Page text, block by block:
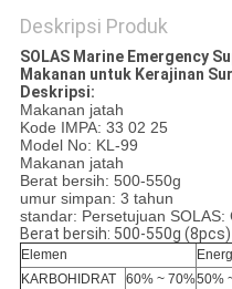
Deskripsi Produk
SOLAS Marine Emergency
Makanan untuk Kerajinan
Deskripsi:
Makanan jatah
Kode IMPA: 33 02 25
Model No: KL-99
Makanan jatah
Berat bersih: 500-550g
umur simpan: 3 tahun
standar: Persetujuan SOLAS:
Berat bersih: 500-550g (8pcs)
Elemen
KARBOHIDRAT
60% ~ 70%50%